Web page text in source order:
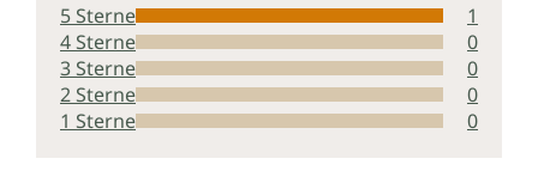
5 Sterne
1
4 Sterne
0
3 Sterne
0
2 Sterne
0
1 Sterne
0